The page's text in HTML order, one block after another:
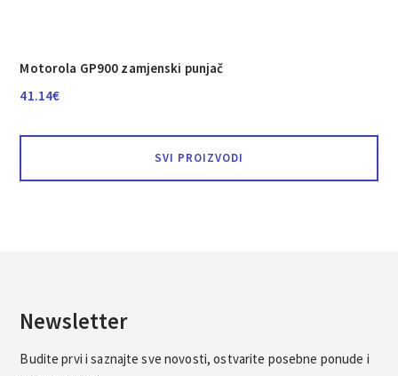
Motorola GP900 zamjenski punjač
41.14€
SVI PROIZVODI
Newsletter
Budite prvi i saznajte sve novosti, ostvarite posebne ponude i